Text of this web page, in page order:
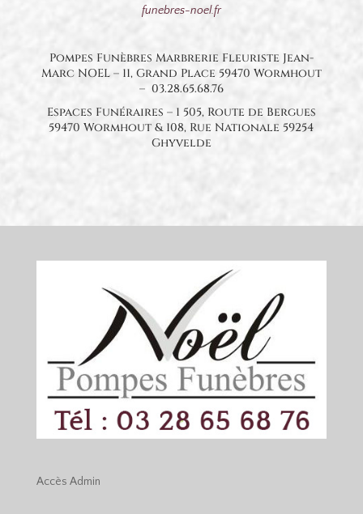
funebres-noel.fr
Pompes Funèbres Marbrerie Fleuriste Jean-
Marc NOEL – 11, Grand Place 59470 Wormhout
– 03.28.65.68.76
Espaces Funéraires – 1 505, Route de Bergues
59470 Wormhout & 108, Rue Nationale 59254
Ghyvelde
Accès Admin